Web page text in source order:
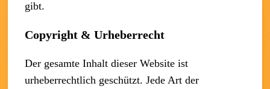
gibt.
Copyright & Urheberrecht
Der gesamte Inhalt dieser Website ist
urheberrechtlich geschützt. Jede Art der